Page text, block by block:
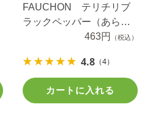
FAUCHON テリチリブ
ラックペッパー（あらび
463円 （税込）
4.8 （4）
カートに入れる